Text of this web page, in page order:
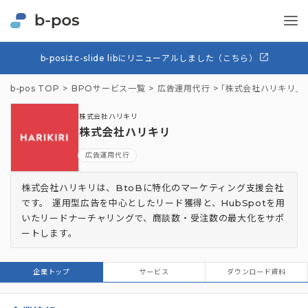
b-posはc-slide libにリニューアルしました（こちら）
b-pos TOP BPOサービス一覧 広告運用代行 「株式会社ハリキリ」
株式会社ハリキリ
株式会社ハリキリ
広告運用代行
株式会社ハリキリは、BtoBに特化のマーケティング支援会社
です。 運用型広告を中心としたリード獲得と、HubSpotを用
いたリードナーチャリングで、商談数・受注数の最大化をサポ
ートします。
企業トップ サービス ダウンロード資料